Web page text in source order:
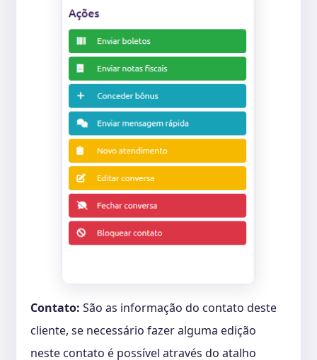
Contato: São as informação do contato deste
cliente, se necessário fazer alguma edição
neste contato é possível através do atalho